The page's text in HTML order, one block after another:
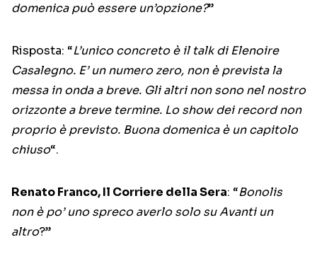
domenica può essere un’opzione?”
Risposta: “L’unico concreto è il talk di Elenoire
Casalegno. E’ un numero zero, non è prevista la
messa in onda a breve. Gli altri non sono nel nostro
orizzonte a breve termine. Lo show dei record non
proprio è previsto. Buona domenica è un capitolo
chiuso“.
Renato Franco, Il Corriere della Sera: “Bonolis
non è po’ uno spreco averlo solo su Avanti un
altro?”